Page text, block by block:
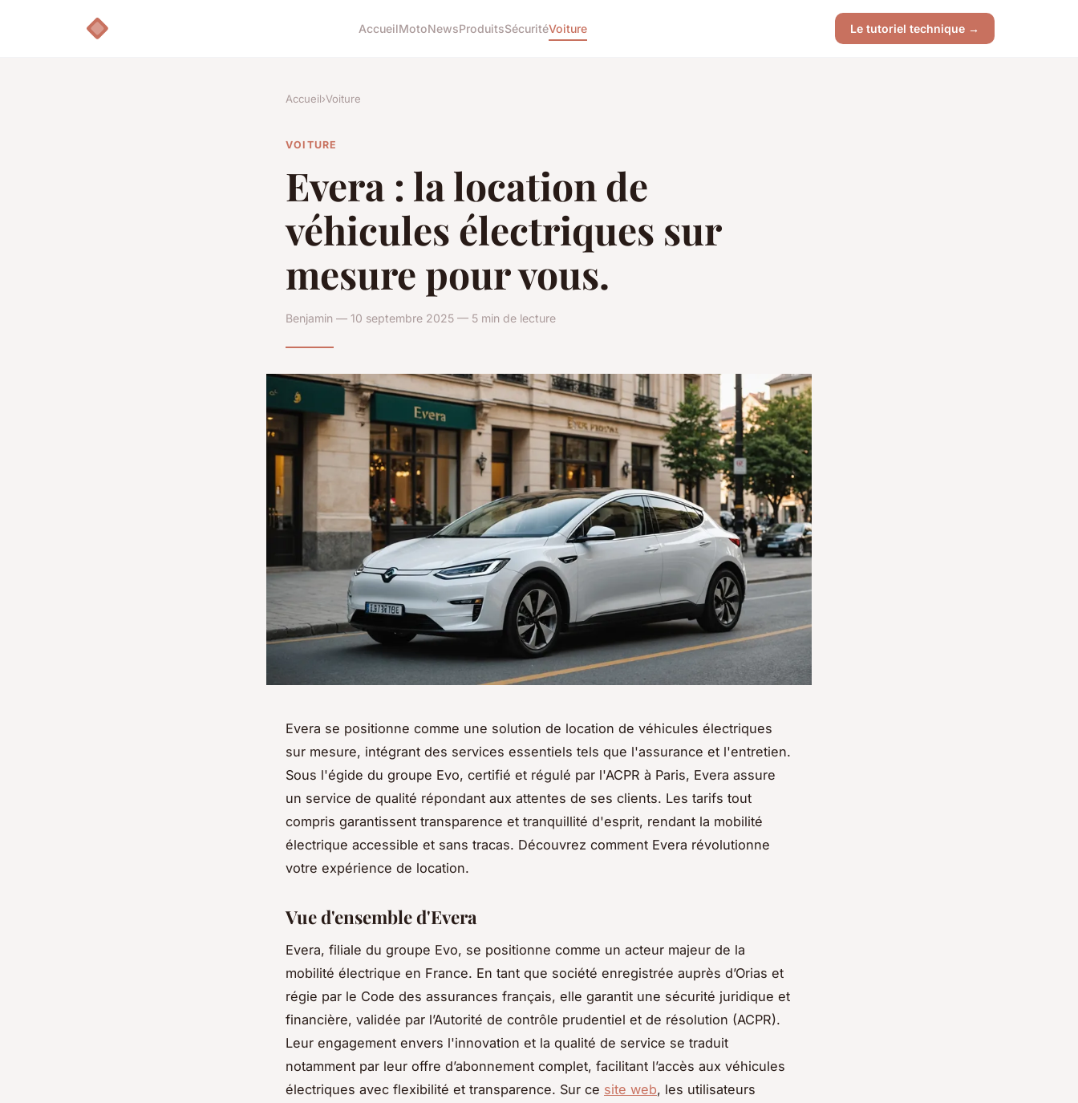
AccueilMotoNewsProduitsSécuritéVoiture Le tutoriel technique →
Accueil›Voiture
VOITURE
Evera : la location de
véhicules électriques sur
mesure pour vous.
Benjamin — 10 septembre 2025 — 5 min de lecture
Evera se positionne comme une solution de location de véhicules électriques
sur mesure, intégrant des services essentiels tels que l'assurance et l'entretien.
Sous l'égide du groupe Evo, certifié et régulé par l'ACPR à Paris, Evera assure
un service de qualité répondant aux attentes de ses clients. Les tarifs tout
compris garantissent transparence et tranquillité d'esprit, rendant la mobilité
électrique accessible et sans tracas. Découvrez comment Evera révolutionne
votre expérience de location.
Vue d'ensemble d'Evera
Evera, filiale du groupe Evo, se positionne comme un acteur majeur de la
mobilité électrique en France. En tant que société enregistrée auprès d’Orias et
régie par le Code des assurances français, elle garantit une sécurité juridique et
financière, validée par l’Autorité de contrôle prudentiel et de résolution (ACPR).
Leur engagement envers l'innovation et la qualité de service se traduit
notamment par leur offre d’abonnement complet, facilitant l’accès aux véhicules
électriques avec flexibilité et transparence. Sur ce site web, les utilisateurs